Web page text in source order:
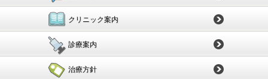
クリニック案内
診療案内
治療方針